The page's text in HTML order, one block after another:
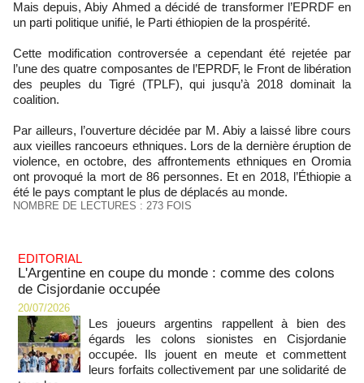
Mais depuis, Abiy Ahmed a décidé de transformer l’EPRDF en
un parti politique unifié, le Parti éthiopien de la prospérité.
Cette modification controversée a cependant été rejetée par
l’une des quatre composantes de l’EPRDF, le Front de libération
des peuples du Tigré (TPLF), qui jusqu’à 2018 dominait la
coalition.
Par ailleurs, l’ouverture décidée par M. Abiy a laissé libre cours
aux vieilles rancoeurs ethniques. Lors de la dernière éruption de
violence, en octobre, des affrontements ethniques en Oromia
ont provoqué la mort de 86 personnes. Et en 2018, l’Éthiopie a
été le pays comptant le plus de déplacés au monde.
NOMBRE DE LECTURES : 273 FOIS
EDITORIAL
L'Argentine en coupe du monde : comme des colons
de Cisjordanie occupée
20/07/2026
Les joueurs argentins rappellent à bien des
égards les colons sionistes en Cisjordanie
occupée. Ils jouent en meute et commettent
leurs forfaits collectivement par une solidarité de